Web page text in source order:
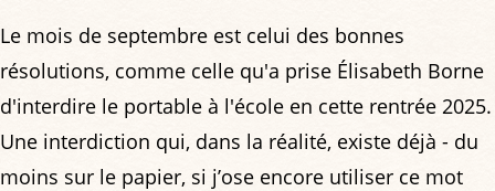
Le mois de septembre est celui des bonnes
résolutions, comme celle qu'a prise Élisabeth Borne
d'interdire le portable à l'école en cette rentrée 2025.
Une interdiction qui, dans la réalité, existe déjà - du
moins sur le papier, si j’ose encore utiliser ce mot